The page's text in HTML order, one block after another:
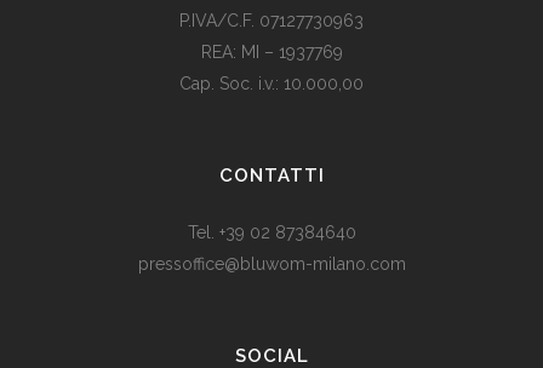
P.IVA/C.F. 07127730963
REA: MI – 1937769
Cap. Soc. i.v.: 10.000,00
med dagens valutadevaluering må mange av oss ty til billige
stedet for dyre designerklokker.
CONTATTI
Tel. +39 02 87384640
pressoffice@bluwom-milano.com
Rolex replicasono un’ottima opzione che
SOCIAL